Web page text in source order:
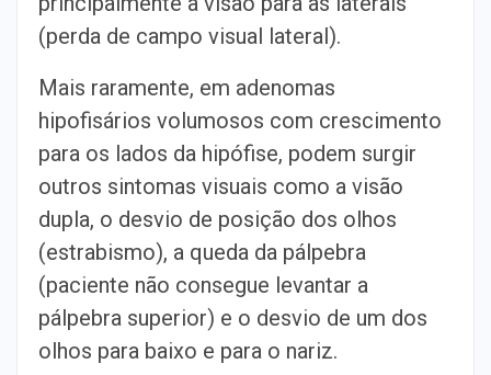
(perda de campo visual lateral).
Mais raramente, em adenomas
hipofisários volumosos com crescimento
para os lados da hipófise, podem surgir
outros sintomas visuais como a visão
dupla, o desvio de posição dos olhos
(estrabismo), a queda da pálpebra
(paciente não consegue levantar a
pálpebra superior) e o desvio de um dos
olhos para baixo e para o nariz.